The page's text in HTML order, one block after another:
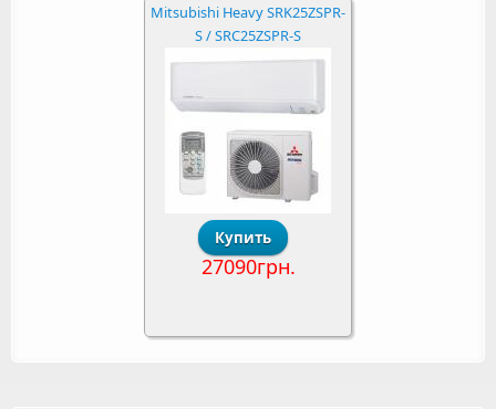
Mitsubishi Heavy SRK25ZSPR-
S / SRC25ZSPR-S
27090грн.